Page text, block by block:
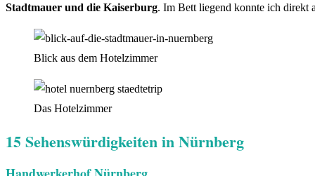
Stadtmauer und die Kaiserburg. Im Bett liegend konnte ich direkt
Blick aus dem Hotelzimmer
Das Hotelzimmer
15 Sehenswürdigkeiten in Nürnberg